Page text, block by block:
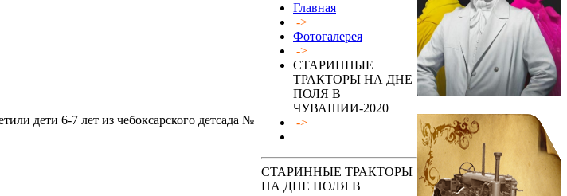
дети 6-7 лет из чебоксарского детсада №
Главная
->
Фотогалерея
->
СТАРИННЫЕ
ТРАКТОРЫ НА ДНЕ
ПОЛЯ В
ЧУВАШИИ-2020
->
СТАРИННЫЕ ТРАКТОРЫ
НА ДНЕ ПОЛЯ В